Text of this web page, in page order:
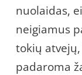
nuolaidas,
neigiamus
tokių
padaroma